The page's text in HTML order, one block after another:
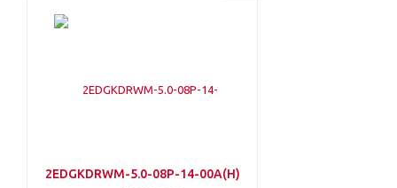
2EDGKDRWM-5.0-08P-14-00A(H)